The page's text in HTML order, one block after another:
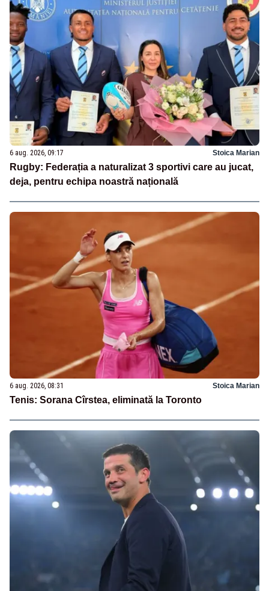
6 aug. 2026, 09:17 Stoica Marian
Rugby: Federația a naturalizat 3 sportivi care au jucat,
deja, pentru echipa noastră națională
6 aug. 2026, 08:31 Stoica Marian
Tenis: Sorana Cîrstea, eliminată la Toronto